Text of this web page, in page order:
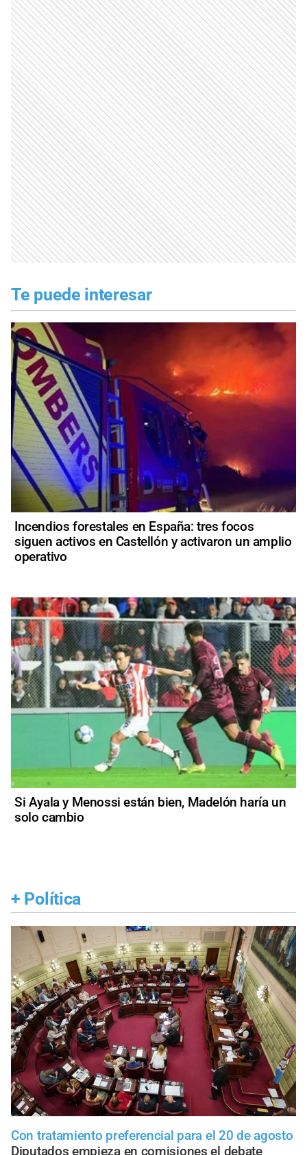
Te puede interesar
Incendios forestales en España: tres focos
siguen activos en Castellón y activaron un amplio
operativo
Si Ayala y Menossi están bien, Madelón haría un
solo cambio
+ Política
Con tratamiento preferencial para el 20 de agosto
Diputados empieza en comisiones el debate